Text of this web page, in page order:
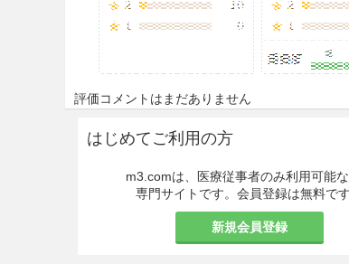
9.1.2 非選択的β遮断
検査のために本剤
くあらわれることが
また、本剤による
アドレナリンの効
9.1.3 三環系抗うつ
本剤によるアレルギ
ナリンの効果が増強
9.5 妊婦
評価コメントはまだありません
はじめてご利用の方
m3.comは、医療従事者のみ利用可能
専門サイトです。会員登録は無料です
新規会員登録